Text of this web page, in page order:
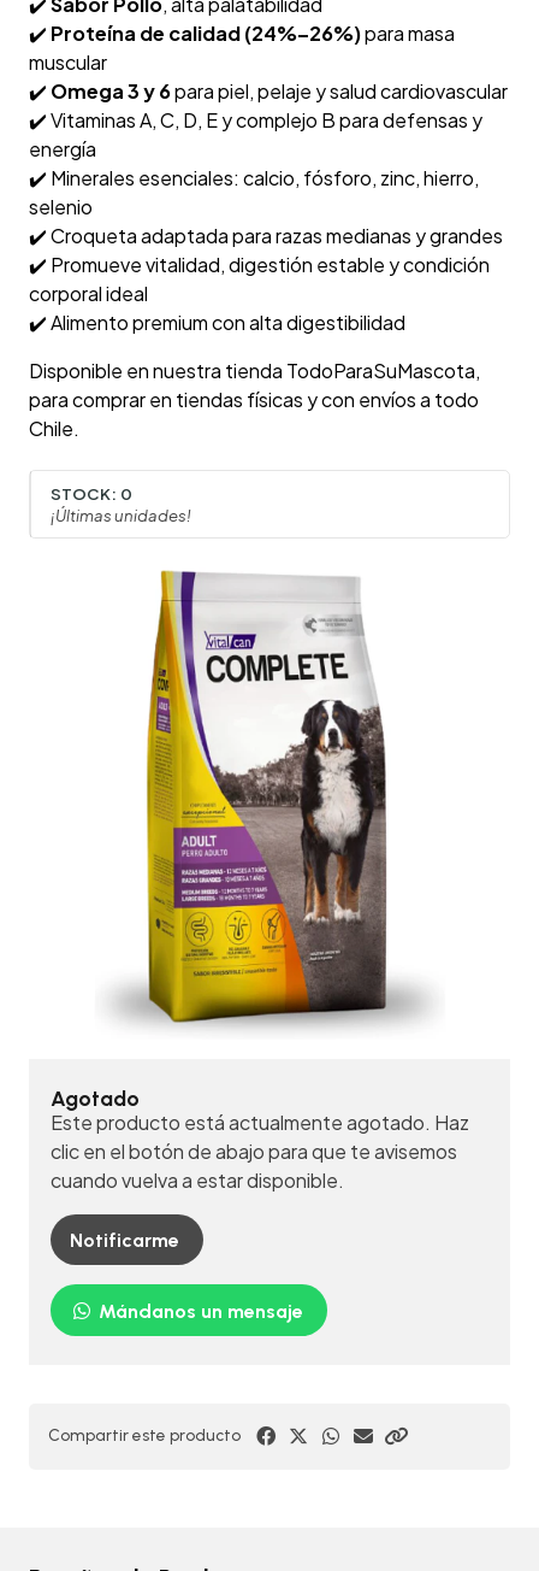
✔️ Proteína de calidad (24%–26%)para masa
muscular
✔️ Omega 3 y 6para piel, pelaje y salud cardiovascular
✔️ Vitaminas A, C, D, E y complejo B para defensas y
energía
✔️ Minerales esenciales: calcio, fósforo, zinc, hierro,
selenio
✔️ Croqueta adaptada para razas medianas y grandes
✔️ Promueve vitalidad, digestión estable y condición
corporal ideal
✔️ Alimento premium con alta digestibilidad
Disponible en nuestra tienda TodoParaSuMascota,
para comprar en tiendas físicas y con envíos a todo
Chile.
STOCK: 0
¡Últimas unidades!
Agotado
Este producto está actualmente agotado. Haz
clic en el botón de abajo para que te avisemos
cuando vuelva a estar disponible.
Notificarme
Mándanos un mensaje
Compartir este producto